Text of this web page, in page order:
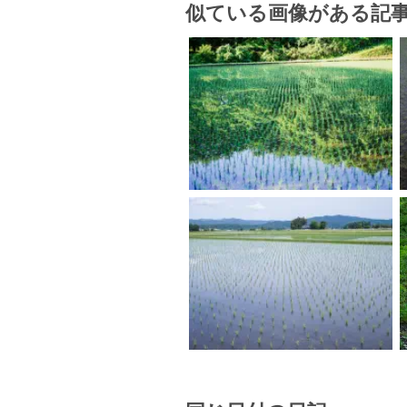
似ている画像がある記